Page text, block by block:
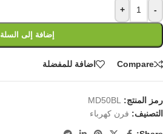
-
+
إضافة إلى السلة
Compare اضافة للمفضلة
رمز المنتج:
MD50BL
التصنيف: فرن كهرباء